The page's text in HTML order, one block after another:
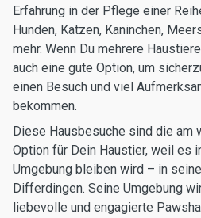
Erfahrung in der Pflege einer
Hunden, Katzen, Kaninchen,
mehr. Wenn Du mehrere
auch eine gute Option, um
einen Besuch und viel
bekommen.
Diese Hausbesuche sind die am
Option für Dein Haustier, weil es
Umgebung bleiben wird – in
Differdingen. Seine Umgebung
liebevolle und engagierte